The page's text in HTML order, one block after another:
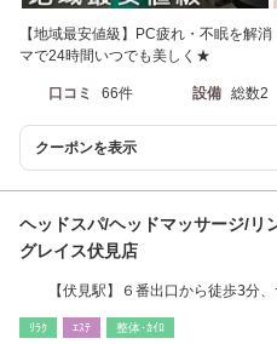
【地域最安値級】PC疲れ・不眠を解
マで24時間いつでも美しく★
口コミ 66件 設備 総数2
クーポンを表示
ヘッドスパ/ヘッドマッサージ/リ
グレイス伏見店
【伏見駅】６番出口から徒歩3分
ﾘﾗｸ ｴｽﾃ 整体･ｶｲﾛ